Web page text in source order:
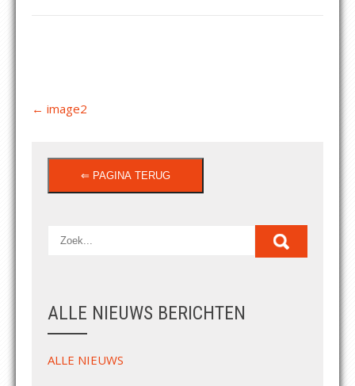
navigation
← image2
ALLE NIEUWS BERICHTEN
ALLE NIEUWS